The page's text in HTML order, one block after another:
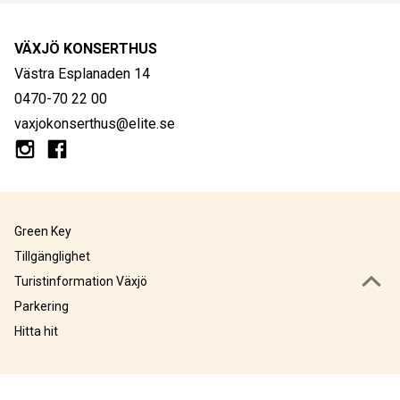
VÄXJÖ KONSERTHUS
Västra Esplanaden 14
0470-70 22 00
vaxjokonserthus@elite.se
Green Key
Tillgänglighet
Turistinformation Växjö
Parkering
Hitta hit